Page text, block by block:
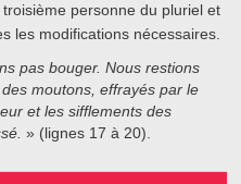
personne du pluriel et
les modifications nécessaires.
pas bouger. Nous restions
moutons, effrayés par le
et les sifflements des
» (lignes 17 à 20).